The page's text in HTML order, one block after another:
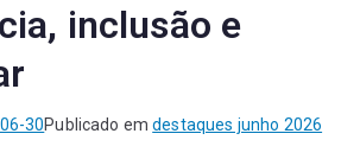
inclusão e
30Publicado emdestaques junho 2026